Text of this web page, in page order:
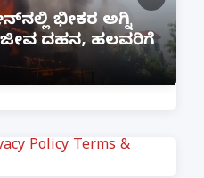
ಭೀಕರ ಅಗ್ನಿ
ದಹನ, ಹಲವರಿಗೆ
Policy Terms &